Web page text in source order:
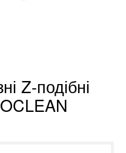
Z-подібні